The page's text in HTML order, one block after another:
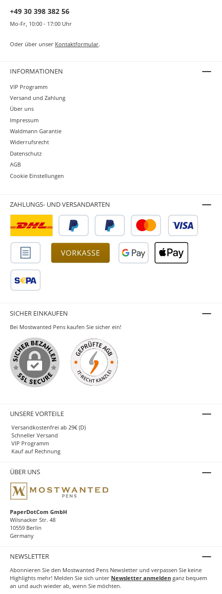
Federhalter Fabrik, die später in Kaweco umbenannt
wurde, ist er als Umsteckhalter in der Funktion
beschrieben. Als dieser und als Patronenfüllhalter
+49 30 398 382 56
Mo-Fr, 10:00 - 17:00 Uhr
Oder über unser Kontaktformular.
INFORMATIONEN
VIP Programm
Versand und Zahlung
Über uns
Impressum
Waldmann Garantie
Widerrufsrecht
Datenschutz
AGB
Cookie Einstellungen
ZAHLUNGS- UND VERSANDARTEN
SICHER EINKAUFEN
Bei Mostwanted Pens kaufen Sie sicher ein!
UNSERE VORTEILE
Versandkostenfrei ab 29€ (D)
Schneller Versand
VIP Programm
Kauf auf Rechnung
ÜBER UNS
PaperDotCom GmbH
Wilsnacker Str. 48
10559 Berlin
Germany
NEWSLETTER
Abonnieren Sie den Mostwanted Pens Newsletter und verpassen Sie keine
Highlights mehr! Melden Sie sich unter Newsletter anmelden ganz bequem
an und auch wieder ab, wenn Sie möchten.